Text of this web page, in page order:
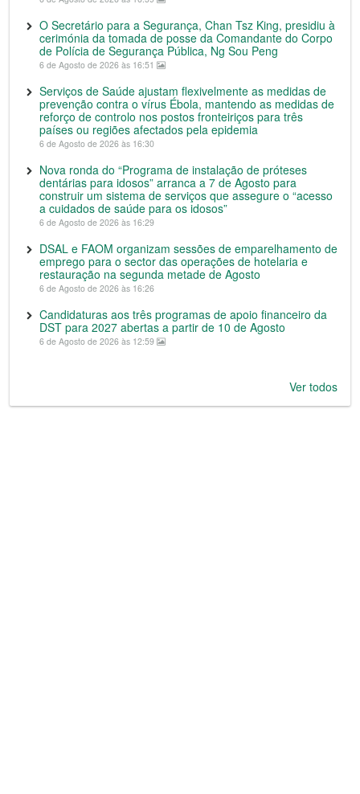
O Secretário para a Segurança, Chan Tsz King, presidiu à
cerimónia da tomada de posse da Comandante do Corpo
de Polícia de Segurança Pública, Ng Sou Peng
6 de Agosto de 2026 às 16:51
Serviços de Saúde ajustam flexivelmente as medidas de
prevenção contra o vírus Ébola, mantendo as medidas de
reforço de controlo nos postos fronteiriços para três
países ou regiões afectados pela epidemia
6 de Agosto de 2026 às 16:30
Nova ronda do “Programa de instalação de próteses
dentárias para idosos” arranca a 7 de Agosto para
construir um sistema de serviços que assegure o “acesso
a cuidados de saúde para os idosos”
6 de Agosto de 2026 às 16:29
DSAL e FAOM organizam sessões de emparelhamento de
emprego para o sector das operações de hotelaria e
restauração na segunda metade de Agosto
6 de Agosto de 2026 às 16:26
Candidaturas aos três programas de apoio financeiro da
DST para 2027 abertas a partir de 10 de Agosto
6 de Agosto de 2026 às 12:59
Ver todos